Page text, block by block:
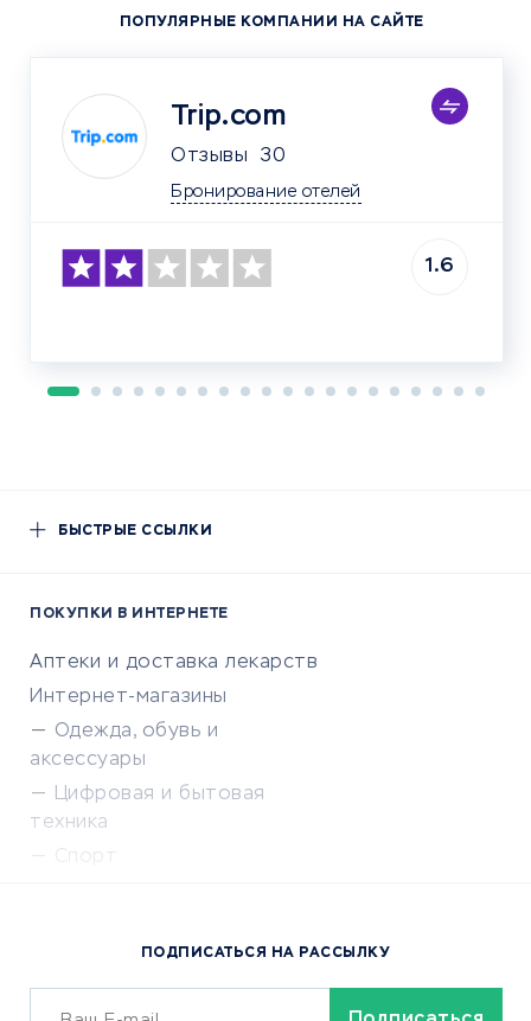
ПОПУЛЯРНЫЕ КОМПАНИИ НА САЙТЕ
Trip.com
Отзывы 30
Бронирование отелей
1.6
БЫСТРЫЕ ССЫЛКИ
ПОКУПКИ В ИНТЕРНЕТЕ
Аптеки и доставка лекарств
Интернет-магазины
Одежда, обувь и
аксессуары
Цифровая и бытовая
техника
Спорт
Сервисы доставкиПОДПИСАТЬСЯ НА РАССЫЛКУ